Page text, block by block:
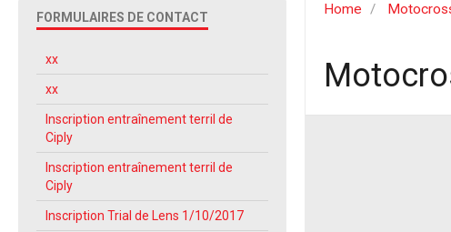
Home
FORMULAIRES DE CONTACT
xx
xx
Inscription entraînement terril de
Ciply
Inscription entraînement terril de
Ciply
Inscription Trial de Lens 1/10/2017